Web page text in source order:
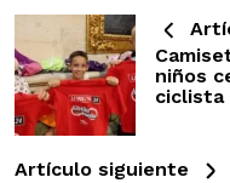
niños
ciclista
Artículo siguiente